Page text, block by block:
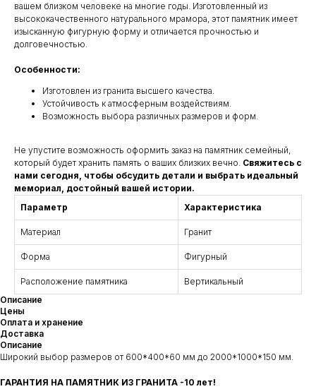
вашем близком человеке на многие годы. Изготовленный из
высококачественного натурального мрамора, этот памятник имеет
изысканную фигурную форму и отличается прочностью и
долговечностью.
Особенности:
Изготовлен из гранита высшего качества.
Устойчивость к атмосферным воздействиям.
Возможность выбора различных размеров и форм.
Не упустите возможность оформить заказ на памятник семейный,
который будет хранить память о ваших близких вечно. Свяжитесь с
нами сегодня, чтобы обсудить детали и выбрать идеальный
мемориал, достойный вашей истории.
Параметр
Характеристика
Материал Гранит
Форма Фигурный
Расположение памятника
Вертикальный
Описание
Цены
Оплата и хранение
Доставка
Описание
Широкий выбор размеров от 600*400*60 мм до 2000*1000*150 мм.
ГАРАНТИЯ НА ПАМЯТНИК ИЗ ГРАНИТА -10 лет!